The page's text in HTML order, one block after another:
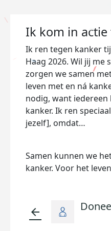
Ik kom in
Ik ren tegen kanker
Haag 2026. Wil jij me
zorgen we samen
leven met en ná
nodig, want
kanker. Ik ren
jezelf], omdat…
Samen kunnen we
kanker. Voor het
arrow_back